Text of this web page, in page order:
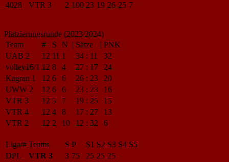
4028
VTR 3 2 100 23 19 26 25 7
Platzierungsrunde (2023/2024)
Team
# S N | Sätze | PNK
UAB 2
12 11 1 34 : 11
32
volley16/1 12 8 4 27 : 17
24
Kagran 1
12 6 6 26 : 23
20
UWW 2
12 6 6 23 : 23
16
VTR 3
12 5 7 19 : 25
15
VTR 4
12 4 8 17 : 27
13
VTR 2
12 2 10 12 : 32 6
Liga/# Teams S P S1 S2 S3 S4 S5
DPL
VTR 3 3 75 25 25 25